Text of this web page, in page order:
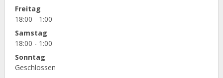
Freitag
18:00 - 1:00
Samstag
18:00 - 1:00
Sonntag
Geschlossen